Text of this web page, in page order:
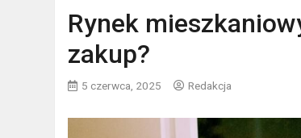
Rynek
zakup?
5 czerwca, 2025 Redakcja